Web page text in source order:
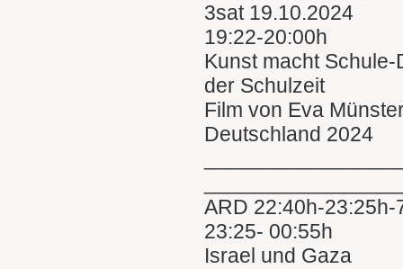
3sat 19.10.2024
19:22-20:00h
Kunst macht
der Schulzeit
Film von Eva
Deutschland 2024
ARD 22:40h-
23:25- 00:55h
Israel und Gaza